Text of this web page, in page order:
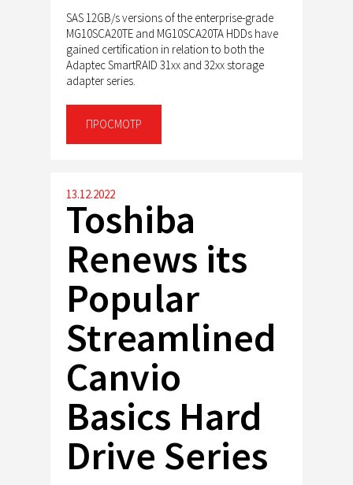
SAS 12GB/s versions of the enterprise-grade
MG10SCA20TE and MG10SCA20TA HDDs have
gained certification in relation to both the
Adaptec SmartRAID 31xx and 32xx storage
adapter series.
ПРОСМОТР
13.12.2022
Toshiba
Renews its
Popular
Streamlined
Canvio
Basics Hard
Drive Series